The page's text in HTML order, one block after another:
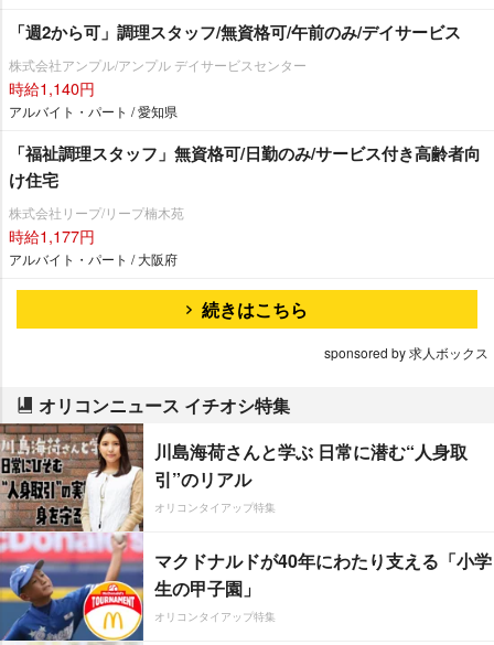
「週2から可」調理スタッフ/無資格可/午前のみ/デイサービス
株式会社アンプル/アンプル デイサービスセンター
時給1,140円
アルバイト・パート / 愛知県
「福祉調理スタッフ」無資格可/日勤のみ/サービス付き高齢者向
け住宅
株式会社リープ/リープ楠木苑
時給1,177円
アルバイト・パート / 大阪府
続きはこちら
sponsored by 求人ボックス
オリコンニュース イチオシ特集
川島海荷さんと学ぶ 日常に潜む“人身取
引”のリアル
オリコンタイアップ特集
マクドナルドが40年にわたり支える「小学
生の甲子園」
オリコンタイアップ特集